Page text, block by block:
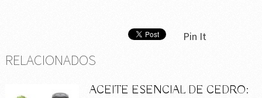
Pin It
RELACIONADOS
ACEITE ESENCIAL DE CEDRO: